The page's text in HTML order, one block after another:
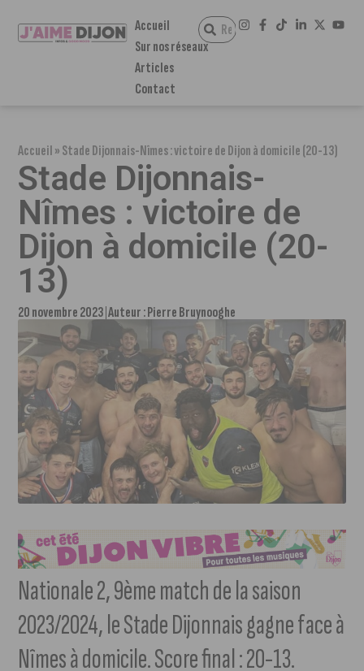
Accueil
Sur nos réseaux
Articles
Contact
Accueil»Stade Dijonnais-Nîmes : victoire de Dijon à domicile (20-13)
Stade Dijonnais-
Nîmes : victoire de
Dijon à domicile (20-
13)
20 novembre 2023 Auteur :Pierre Bruynooghe
Nationale 2, 9ème match de la saison
2023/2024, le Stade Dijonnais gagne face à
Nîmes à domicile. Score final : 20-13.